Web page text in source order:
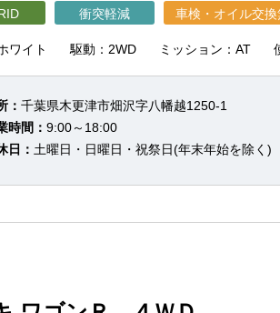
衝突軽減 車検・オイル交
ワイト 駆動：2WD ミッション：AT
： 千葉県木更津市畑沢字八幡越1250-1
時間： 9:00～18:00
日： 土曜日・日曜日・祝祭日(年末年始を除く)